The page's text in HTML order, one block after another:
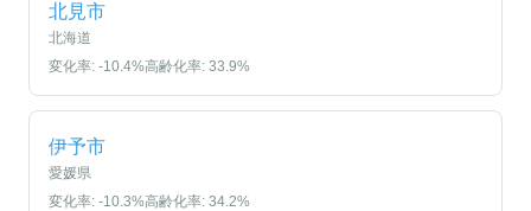
北見市
北海道
変化率: -10.4%高齢化率: 33.9%
伊予市
愛媛県
変化率: -10.3%高齢化率: 34.2%